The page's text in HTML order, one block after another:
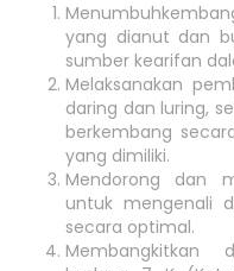
yang dianut dan
sumber kearifan
Melaksanakan
daring dan luring,
berkembang
yang dimiliki.
Mendorong dan
untuk mengenali
secara optimal.
Membangkitkan